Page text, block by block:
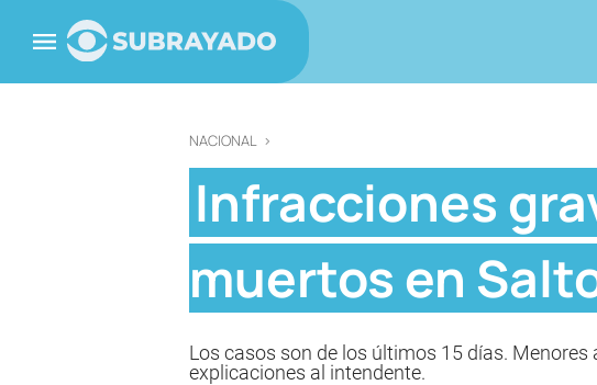
NACIONAL >
Infracciones
muertos en
Los casos son de los últimos 15 días.
explicaciones al intendente.